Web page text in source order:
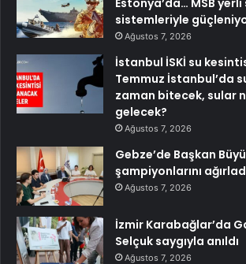
sistemleriyle
Ağustos 7, 2026
İstanbul İSKİ su
Temmuz İstanbul’da
zaman bitecek, sular
gelecek?
Ağustos 7, 2026
Gebze’de Başkan
şampiyonlarını
Ağustos 7, 2026
İzmir Karabağlar’da
Selçuk saygıyla anıldı
Ağustos 7, 2026